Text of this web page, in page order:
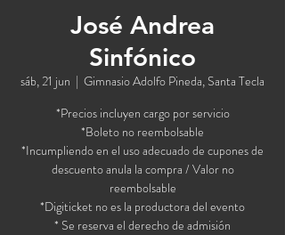
José Andrea
Sinfónico
sáb, 21 jun
  |
Gimnasio Adolfo Pineda, Santa Tecla
*Precios incluyen cargo por servicio
*Boleto no reembolsable
*Incumpliendo en el uso adecuado de cupones de
descuento anula la compra / Valor no
reembolsable
*Digiticket no es la productora del evento
* Se reserva el derecho de admisión